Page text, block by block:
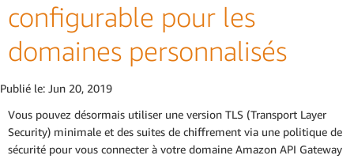
configurable pour les
domaines personnalisés
Publié le: Jun 20, 2019
Vous pouvez désormais utiliser une version TLS (Transport Layer
Security) minimale et des suites de chiffrement via une politique de
sécurité pour vous connecter à votre domaine Amazon API Gateway